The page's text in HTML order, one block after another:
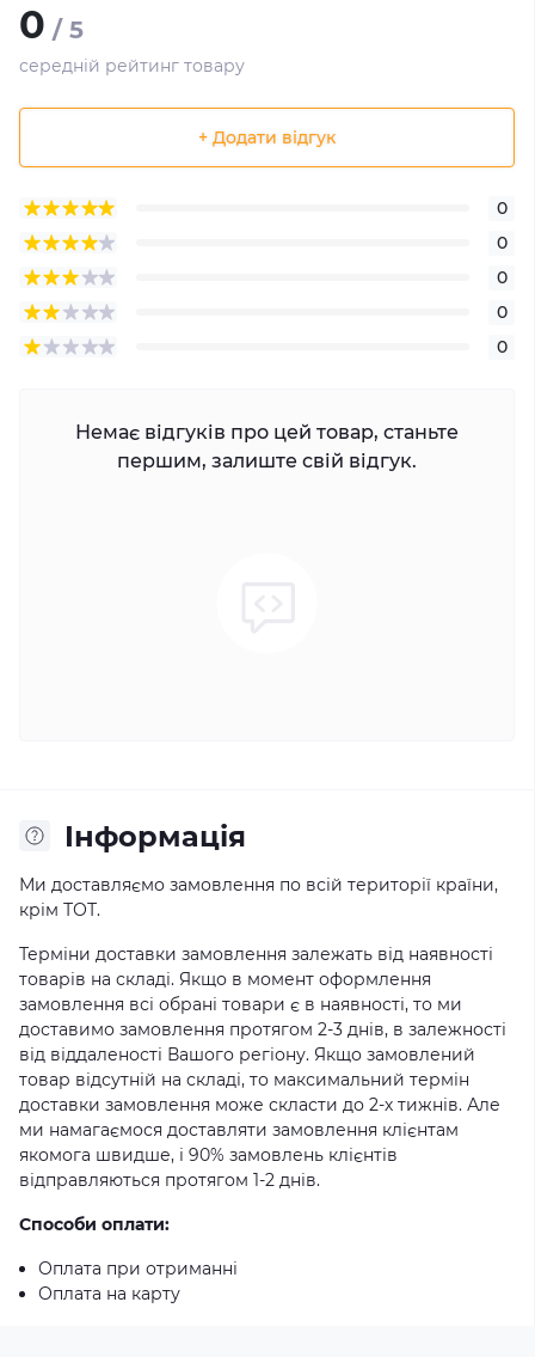
0 / 5
середній рейтинг товару
+ Додати відгук
0
0
0
0
0
Немає відгуків про цей товар, станьте
першим, залиште свій відгук.
Iнформація
Ми доставляємо замовлення по всій території країни,
крім ТОТ.
Терміни доставки замовлення залежать від наявності
товарів на складі. Якщо в момент оформлення
замовлення всі обрані товари є в наявності, то ми
доставимо замовлення протягом 2-3 днів, в залежності
від віддаленості Вашого регіону. Якщо замовлений
товар відсутній на складі, то максимальний термін
доставки замовлення може скласти до 2-х тижнів. Але
ми намагаємося доставляти замовлення клієнтам
якомога швидше, і 90% замовлень клієнтів
відправляються протягом 1-2 днів.
Способи оплати:
Оплата при отриманні
Оплата на карту